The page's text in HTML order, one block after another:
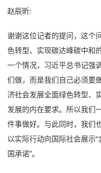
赵辰昕:
谢谢这位记者的提问，这个
色转型、实现碳达峰碳中和
一个情况，习近平总书记强
们做，而是我们自己必须要
济社会发展全面绿色转型、
发展的内在要求。所以我们
件事做好。与此同时，我们
以实际行动向国际社会展示“
国承诺”。